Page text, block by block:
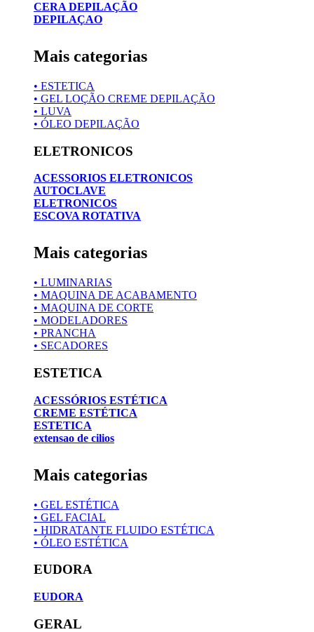
CERA DEPILAÇÃO
DEPILAÇAO
Mais categorias
• ESTETICA
• GEL LOÇÃO CREME DEPILAÇÃO
• LUVA
• ÓLEO DEPILAÇÃO
ELETRONICOS
ACESSORIOS ELETRONICOS
AUTOCLAVE
ELETRONICOS
ESCOVA ROTATIVA
Mais categorias
• LUMINARIAS
• MAQUINA DE ACABAMENTO
• MAQUINA DE CORTE
• MODELADORES
• PRANCHA
• SECADORES
ESTETICA
ACESSÓRIOS ESTÉTICA
CREME ESTÉTICA
ESTETICA
extensao de cilios
Mais categorias
• GEL ESTÉTICA
• GEL FACIAL
• HIDRATANTE FLUIDO ESTÉTICA
• ÓLEO ESTÉTICA
EUDORA
EUDORA
GERAL